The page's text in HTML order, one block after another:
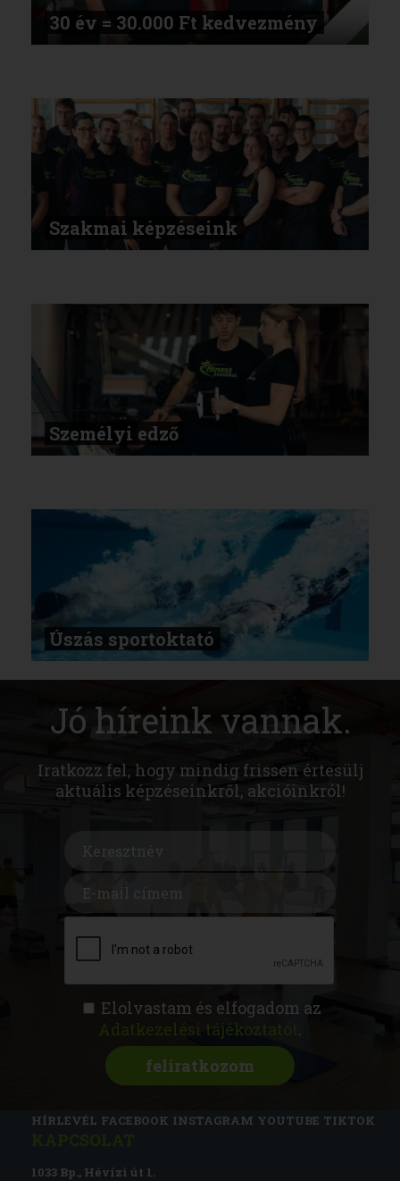
30 év = 30.000 Ft kedvezmény
Szakmai képzéseink
Személyi edző
Úszás sportoktató
Jó híreink vannak.
Iratkozz fel, hogy mindig frissen értesülj
aktuális képzéseinkről, akcióinkról!
Elolvastam és elfogadom az
Adatkezelési tájékoztatót .
FITNESS AKADÉMIA
RÓLUNK MAGAZIN
CSATLAKOZZ
HÍRLEVÉL FACEBOOK INSTAGRAM YOUTUBE TIKTOK
1033 Bp., Hévízi út 1.